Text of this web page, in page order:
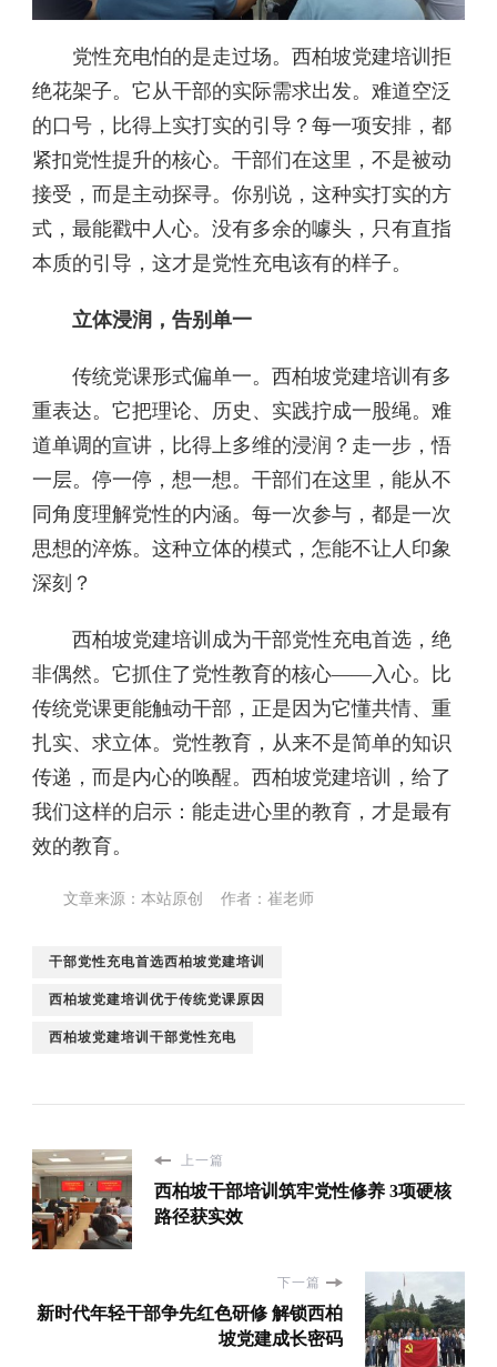
党性充电怕的是走过场。西柏坡党建培训拒
绝花架子。它从干部的实际需求出发。难道空泛
的口号，比得上实打实的引导？每一项安排，都
紧扣党性提升的核心。干部们在这里，不是被动
接受，而是主动探寻。你别说，这种实打实的方
式，最能戳中人心。没有多余的噱头，只有直指
本质的引导，这才是党性充电该有的样子。
立体浸润，告别单一
传统党课形式偏单一。西柏坡党建培训有多
重表达。它把理论、历史、实践拧成一股绳。难
道单调的宣讲，比得上多维的浸润？走一步，悟
一层。停一停，想一想。干部们在这里，能从不
同角度理解党性的内涵。每一次参与，都是一次
思想的淬炼。这种立体的模式，怎能不让人印象
深刻？
西柏坡党建培训成为干部党性充电首选，绝
非偶然。它抓住了党性教育的核心——入心。比
传统党课更能触动干部，正是因为它懂共情、重
扎实、求立体。党性教育，从来不是简单的知识
传递，而是内心的唤醒。西柏坡党建培训，给了
我们这样的启示：能走进心里的教育，才是最有
效的教育。
文章来源：本站原创 作者：崔老师
干部党性充电首选西柏坡党建培训
西柏坡党建培训优于传统党课原因
西柏坡党建培训干部党性充电
上一篇
西柏坡干部培训筑牢党性修养 3项硬核
路径获实效
下一篇
新时代年轻干部争先红色研修 解锁西柏
坡党建成长密码